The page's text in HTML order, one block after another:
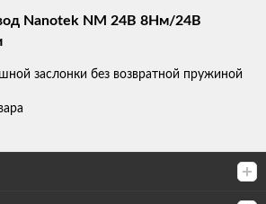
Nanotek NM 24B 8Нм/24В
заслонки без возвратной пружиной